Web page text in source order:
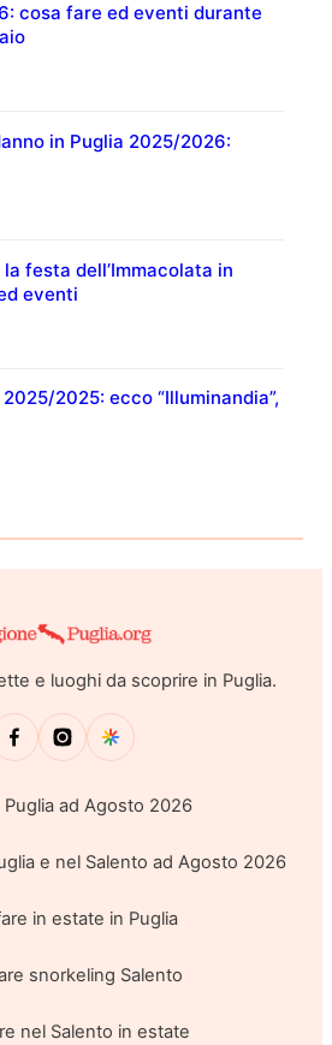
cosa fare ed eventi durante
in Puglia 2025/2026:
festa dell’Immacolata in
eventi
2025: ecco “Illuminandia”,
e luoghi da scoprire in Puglia.
Puglia ad Agosto 2026
e nel Salento ad Agosto 2026
in estate in Puglia
snorkeling Salento
nel Salento in estate